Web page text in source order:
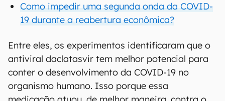
Como impedir uma segunda onda da COVID-
19 durante a reabertura econômica?
Entre eles, os experimentos identificaram que o
antiviral daclatasvir tem melhor potencial para
conter o desenvolvimento da COVID-19 no
organismo humano. Isso porque essa